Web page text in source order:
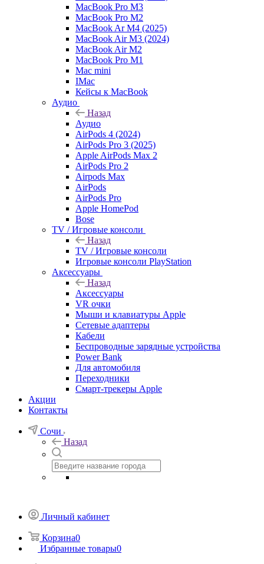
MacBook Pro M3
MacBook Pro M2
MacBook Ar M4 (2025)
MacBook Air M3 (2024)
MacBook Air M2
MacBook Pro M1
Mac mini
IMac
Кейсы к MacBook
Аудио
Назад
Аудио
AirPods 4 (2024)
AirPods Pro 3 (2025)
Apple AirPods Max 2
AirPods Pro 2
Airpods Max
AirPods
AirPods Pro
Apple HomePod
Bose
TV / Игровые консоли
Назад
TV / Игровые консоли
Игровые консоли PlayStation
Аксессуары
Назад
Аксессуары
VR очки
Мыши и клавиатуры Apple
Сетевые адаптеры
Кабели
Беспроводные зарядные устройства
Power Bank
Для автомобиля
Переходники
Смарт-трекеры Apple
Акции
Контакты
Сочи
Назад
Личный кабинет
Корзина0
Избранные товары0